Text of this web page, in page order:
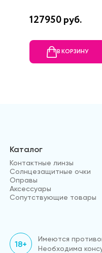
127950 руб.
В КОРЗИНУ
Каталог
Контактные линзы
Солнцезащитные очки
Оправы
Аксессуары
Сопутствующие товары
18+
Имеются
Необходима